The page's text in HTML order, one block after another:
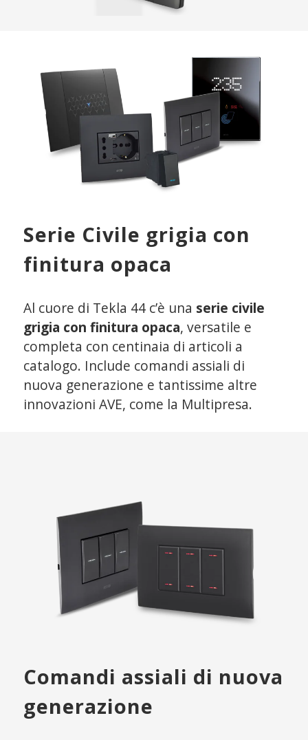
Serie Civile grigia con
finitura opaca
Al cuore di Tekla 44 c’è una serie civile
grigia con finitura opaca, versatile e
completa con centinaia di articoli a
catalogo. Include comandi assiali di
nuova generazione e tantissime altre
innovazioni AVE, come la Multipresa.
Comandi assiali di nuova
generazione